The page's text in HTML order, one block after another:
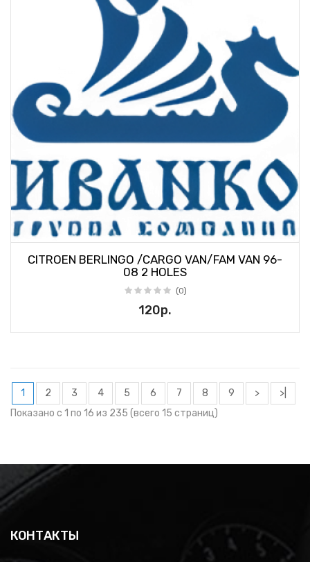
CITROEN BERLINGO /CARGO VAN/FAM VAN 96-
08 2 HOLES
(0)
120р.
1 2 3 4 5 6 7 8 9 >
>|
Показано с 1 по 16 из 235 (всего 15 страниц)
КОНТАКТЫ